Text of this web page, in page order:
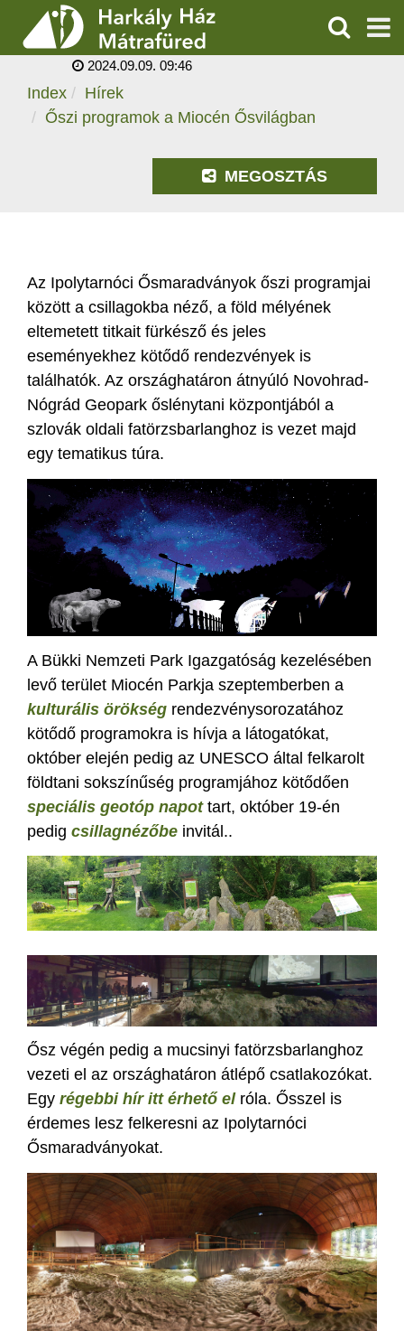
PROGRAMOK
KERESÉS
ŐSZI PROGRAMOK A
MIOCÉN ŐSVILÁGBAN
2024.09.09. 09:46
Index
Hírek
Őszi programok a Miocén Ősvilágban
MEGOSZTÁS
Az Ipolytarnóci Ősmaradványok őszi programjai
között a csillagokba néző, a föld mélyének
eltemetett titkait fürkésző és jeles
eseményekhez kötődő rendezvények is
találhatók. Az országhatáron átnyúló Novohrad-
Nógrád Geopark őslénytani központjából a
szlovák oldali fatörzsbarlanghoz is vezet majd
egy tematikus túra.
A Bükki Nemzeti Park Igazgatóság kezelésében
levő terület Miocén Parkja szeptemberben a
kulturális örökség rendezvénysorozatához
kötődő programokra is hívja a látogatókat,
október elején pedig az UNESCO által felkarolt
földtani sokszínűség programjához kötődően
speciális geotóp napottart, október 19-én
pedig csillagnézőbe invitál..
Ősz végén pedig a mucsinyi fatörzsbarlanghoz
vezeti el az országhatáron átlépő csatlakozókat.
Egy régebbi hír itt érhető elróla. Ősszel is
érdemes lesz felkeresni az Ipolytarnóci
Ősmaradványokat.